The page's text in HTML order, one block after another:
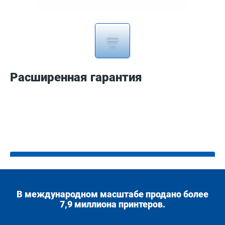
Расширенная гарантия
В международном масштабе продано более
7,9 миллиона принтеров.